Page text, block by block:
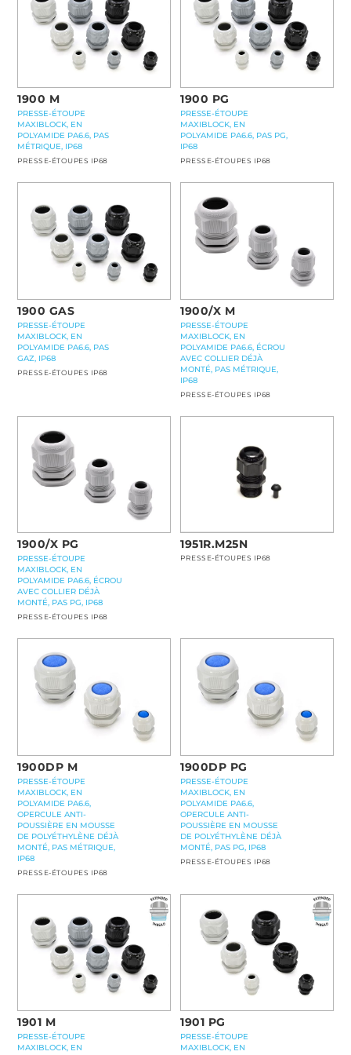
1900 M
PRESSE-ÉTOUPE
MAXIBLOCK, EN
POLYAMIDE PA6.6, PAS
MÉTRIQUE, IP68
PRESSE-ÉTOUPES IP68
1900 PG
PRESSE-ÉTOUPE
MAXIBLOCK, EN
POLYAMIDE PA6.6, PAS PG,
IP68
PRESSE-ÉTOUPES IP68
1900 GAS
PRESSE-ÉTOUPE
MAXIBLOCK, EN
POLYAMIDE PA6.6, PAS
GAZ, IP68
PRESSE-ÉTOUPES IP68
1900/X M
PRESSE-ÉTOUPE
MAXIBLOCK, EN
POLYAMIDE PA6.6, ÉCROU
AVEC COLLIER DÉJÀ
MONTÉ, PAS MÉTRIQUE,
IP68
PRESSE-ÉTOUPES IP68
1900/X PG
PRESSE-ÉTOUPE
MAXIBLOCK, EN
POLYAMIDE PA6.6, ÉCROU
AVEC COLLIER DÉJÀ
MONTÉ, PAS PG, IP68
PRESSE-ÉTOUPES IP68
1951R.M25N
PRESSE-ÉTOUPES IP68
1900DP M
PRESSE-ÉTOUPE
MAXIBLOCK, EN
POLYAMIDE PA6.6,
OPERCULE ANTI-
POUSSIÈRE EN MOUSSE
DE POLYÉTHYLÈNE DÉJÀ
MONTÉ, PAS MÉTRIQUE,
IP68
PRESSE-ÉTOUPES IP68
1900DP PG
PRESSE-ÉTOUPE
MAXIBLOCK, EN
POLYAMIDE PA6.6,
OPERCULE ANTI-
POUSSIÈRE EN MOUSSE
DE POLYÉTHYLÈNE DÉJÀ
MONTÉ, PAS PG, IP68
PRESSE-ÉTOUPES IP68
1901 M
PRESSE-ÉTOUPE
MAXIBLOCK, EN
1901 PG
PRESSE-ÉTOUPE
MAXIBLOCK, EN